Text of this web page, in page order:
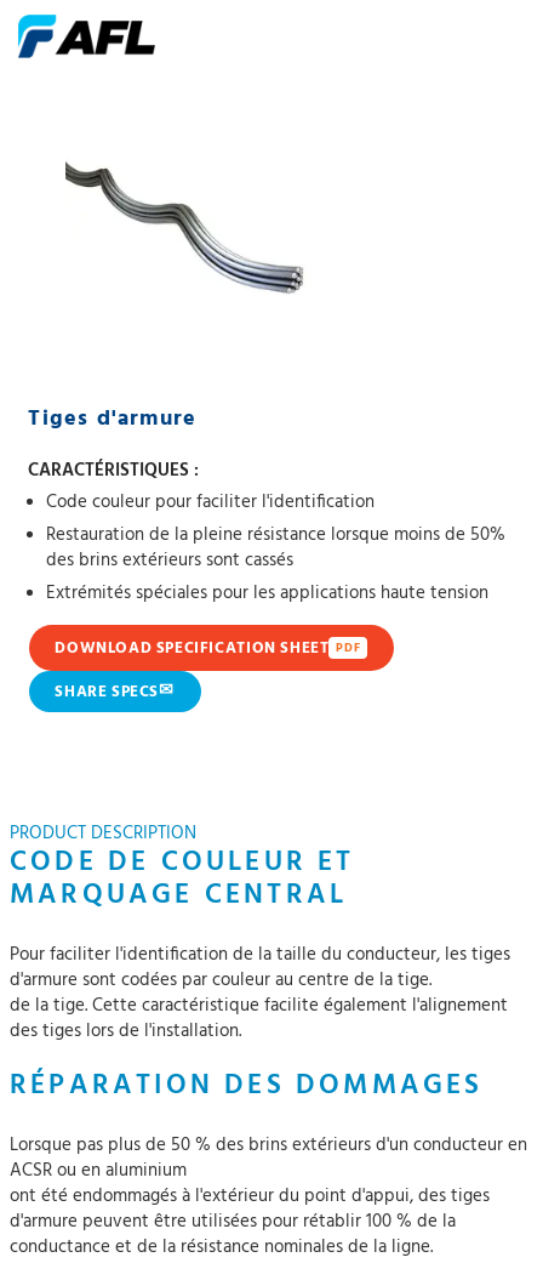
Tiges d'armure
CARACTÉRISTIQUES :
Code couleur pour faciliter l'identification
Restauration de la pleine résistance lorsque moins de 50%
des brins extérieurs sont cassés
Extrémités spéciales pour les applications haute tension
DOWNLOAD SPECIFICATION SHEET PDF
SHARE SPECS✉
PRODUCT DESCRIPTION
CODE DE COULEUR ET
MARQUAGE CENTRAL
Pour faciliter l'identification de la taille du conducteur, les tiges
d'armure sont codées par couleur au centre de la tige.
de la tige. Cette caractéristique facilite également l'alignement
des tiges lors de l'installation.
RÉPARATION DES DOMMAGES
Lorsque pas plus de 50 % des brins extérieurs d'un conducteur en
ACSR ou en aluminium
ont été endommagés à l'extérieur du point d'appui, des tiges
d'armure peuvent être utilisées pour rétablir 100 % de la
conductance et de la résistance nominales de la ligne.